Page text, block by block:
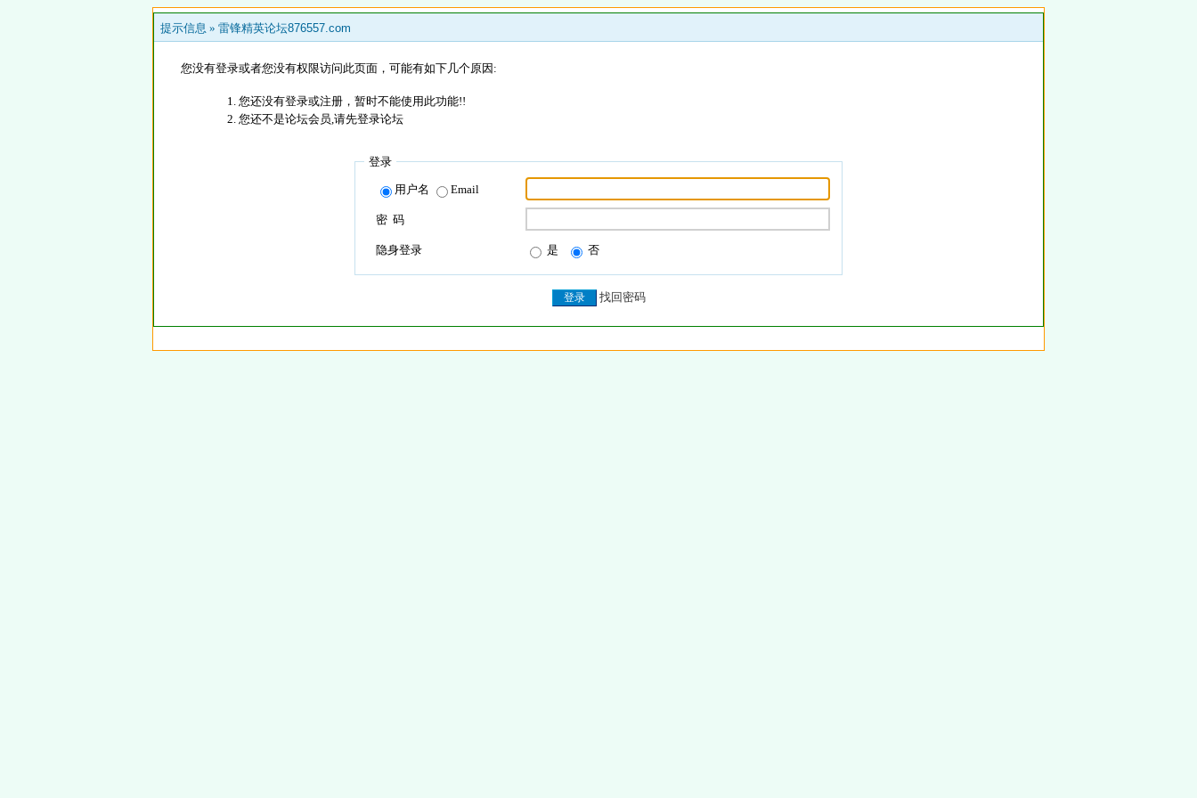
提示信息 » 雷锋精英论坛876557.com
您没有登录或者您没有权限访问此页面，可能有如下几个原因:
您还没有登录或注册，暂时不能使用此功能!!
您还不是论坛会员,请先登录论坛
登录
用户名 Email
密 码
隐身登录 是 否
找回密码